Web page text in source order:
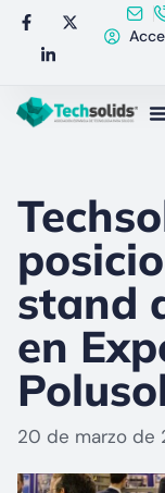
stand
en
20 de marzo de